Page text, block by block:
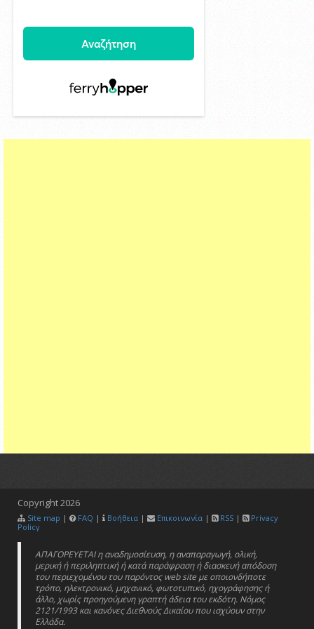
Copyright2026
Site map | FAQ | Βοήθεια | Επικοινωνία | RSS |
Privacy
Policy
ΑΠΑΓΟΡΕΥΕΤΑΙ η αναδημοσίευση, η αναπαραγωγή, ολική,
μερική ή περιληπτική ή κατά παράφραση ή διασκευή απόδοση
του περιεχομένου του παρόντος web site με οποιονδήποτε
τρόπο, ηλεκτρονικό, μηχανικό, φωτοτυπικό, ηχογράφησης ή
άλλο, χωρίς προηγούμενη γραπτή άδεια του εκδότη. Νόμος
2121/1993 και κανόνες Διεθνούς Δικαίου που ισχύουν στην
Ελλάδα.